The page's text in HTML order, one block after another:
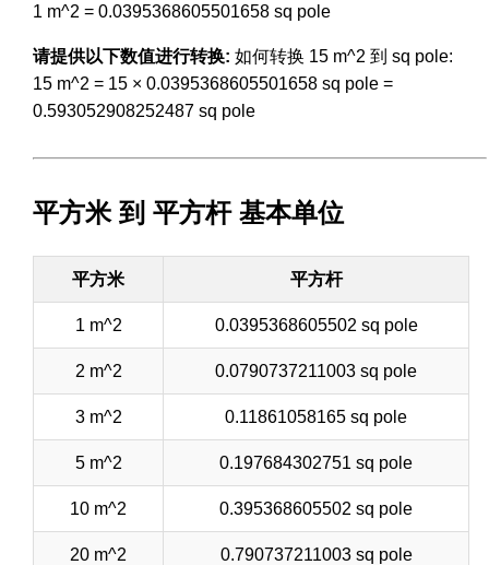
1 m^2 = 0.0395368605501658 sq pole
请提供以下数值进行转换: 如何转换 15 m^2 到 sq pole:
15 m^2 = 15 × 0.0395368605501658 sq pole =
0.593052908252487 sq pole
平方米 到 平方杆 基本单位
平方米 平方杆
1 m^2 0.0395368605502 sq pole
2 m^2 0.0790737211003 sq pole
3 m^2 0.11861058165 sq pole
5 m^2 0.197684302751 sq pole
10 m^2 0.395368605502 sq pole
20 m^2 0.790737211003 sq pole